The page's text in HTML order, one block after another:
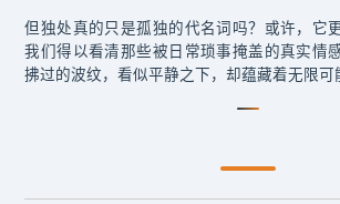
但独处真的只是孤独的代名词吗？或许，它
我们得以看清那些被日常琐事掩盖的真实情
拂过的波纹，看似平静之下，却蕴藏着无限可